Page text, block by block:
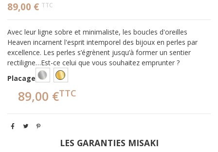
89,00 € TTC
Avec leur ligne sobre et minimaliste, les boucles d'oreilles
Heaven incarnent l'esprit intemporel des bijoux en perles par
excellence. Les perles s’égrènent jusqu’à former un sentier
rectiligne…Est-ce celui que vous souhaitez emprunter ?
Placage
RhodiéDoré à l'or 18K
89,00 €TTC
LES GARANTIES MISAKI